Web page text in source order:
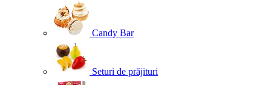
Candy Bar
Seturi de prăjituri